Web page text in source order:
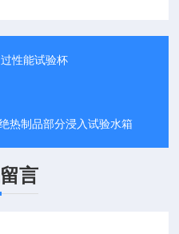
性能试验杯
热制品部分浸入试验水箱
言